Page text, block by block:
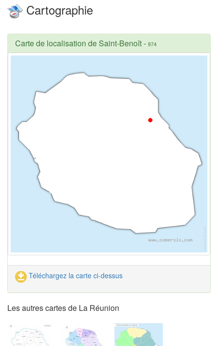
Cartographie
Carte de localisation de Saint-Benoît- 974
Téléchargez la carte ci-dessus
Les autres cartes de La Réunion